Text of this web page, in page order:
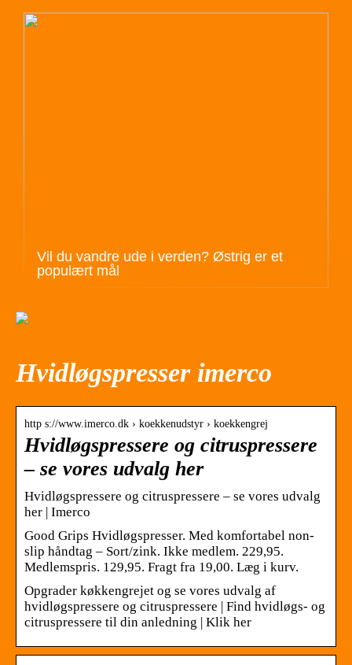
Vil du vandre ude i verden? Østrig er et
populært mål
Hvidløgspresser imerco
http s://www.imerco.dk › koekkenudstyr › koekkengrej
Hvidløgspressere og citruspressere
– se vores udvalg her
Hvidløgspressere og citruspressere – se vores udvalg
her | Imerco
Good Grips Hvidløgspresser. Med komfortabel non-
slip håndtag – Sort/zink. Ikke medlem. 229,95.
Medlemspris. 129,95. Fragt fra 19,00. Læg i kurv.
Opgrader køkkengrejet og se vores udvalg af
hvidløgspressere og citruspressere | Find hvidløgs- og
citruspressere til din anledning | Klik her